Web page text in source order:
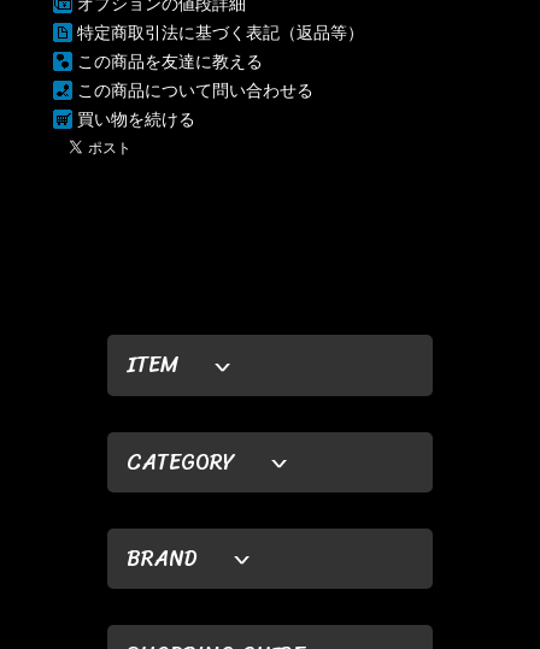
ITEM
CATEGORY
BRAND
特定商取引法に基づく表記（返品等）
この商品を友達に教える
この商品について問い合わせる
買い物を続ける